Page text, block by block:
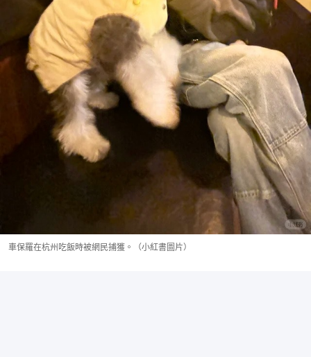
車保羅在杭州吃飯時被網民捕獲。（小紅書圖片）